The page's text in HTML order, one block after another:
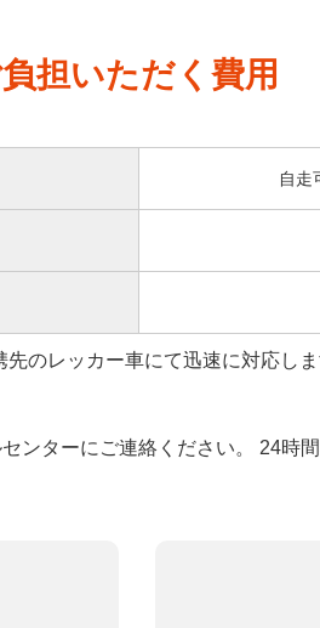
担いただく費用
自
のレッカー車にて迅速に対応し
ンターにご連絡ください。 24時